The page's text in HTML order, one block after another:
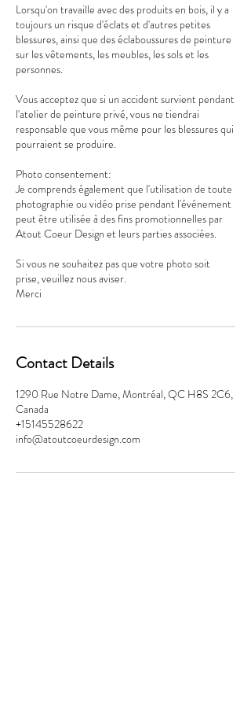
Lorsqu'on travaille avec des produits en bois, il y a
toujours un risque d'éclats et d'autres petites
blessures, ainsi que des éclaboussures de peinture
sur les vêtements, les meubles, les sols et les
personnes.
Vous acceptez que si un accident survient pendant
l'atelier de peinture privé, vous ne tiendrai
responsable que vous même pour les blessures qui
pourraient se produire.
Photo consentement:
Je comprends également que l'utilisation de toute
photographie ou vidéo prise pendant l'événement
peut être utilisée à des fins promotionnelles par
Atout Coeur Design et leurs parties associées.
Si vous ne souhaitez pas que votre photo soit
prise, veuillez nous aviser.
Merci
Contact Details
1290 Rue Notre Dame, Montréal, QC H8S 2C6,
Canada
+15145528622
info@atoutcoeurdesign.com